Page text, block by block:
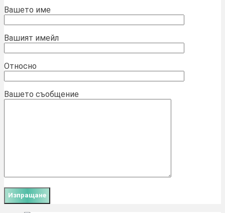
Вашето име
Вашият имейл
Относно
Вашето съобщение